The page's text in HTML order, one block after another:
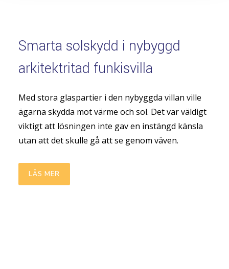
Smarta solskydd i nybyggd
arkitektritad funkisvilla
Med stora glaspartier i den nybyggda villan ville
ägarna skydda mot värme och sol. Det var väldigt
viktigt att lösningen inte gav en instängd känsla
utan att det skulle gå att se genom väven.
LÄS MER